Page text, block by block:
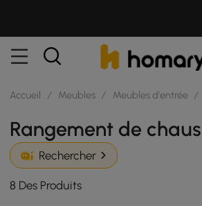
Accueil / Meubles / Meubles d'entrée /
Rangement de
Rechercher
8 Des Produits